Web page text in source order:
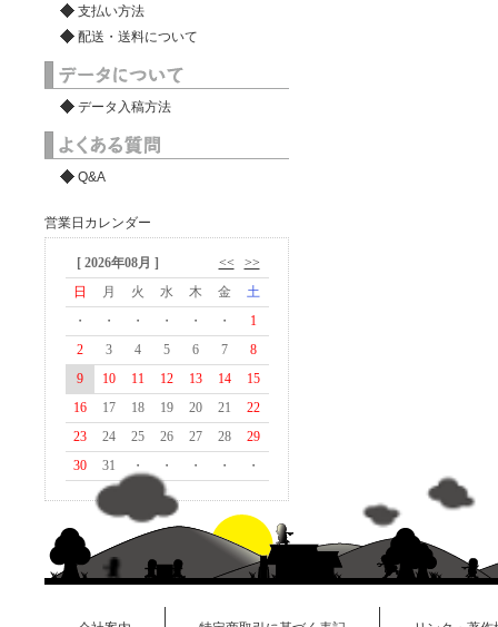
支払い方法
配送・送料について
データ入稿方法
Q&A
営業日カレンダー